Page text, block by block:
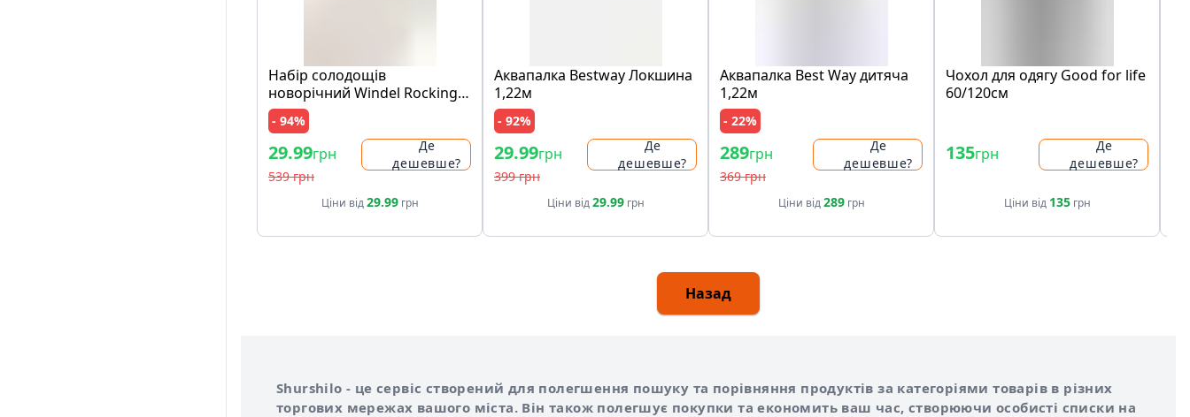
Набір солодощів
новорічний Windel Rocking
Horse 129г
- 94%
29.99грн
539 грн
Де
дешевше?
Ціни від29.99грн
Аквапалка Bestway Локшина
1,22м
- 92%
29.99грн
399 грн
Де
дешевше?
Ціни від29.99грн
Аквапалка Best Way дитяча
1,22м
- 22%
289грн
369 грн
Де
дешевше?
Ціни від289грн
Чохол для одягу Good for life
60/120см
135грн
Де
дешевше?
Ціни від 135грн
Назад
Про сервіс Shurshilo
Shurshilo - це сервіс створений для полегшення пошуку та порівняння продуктів за категоріями товарів в різних
торгових мережах вашого міста. Він також полегшує покупки та економить ваш час, створюючи особисті списки на